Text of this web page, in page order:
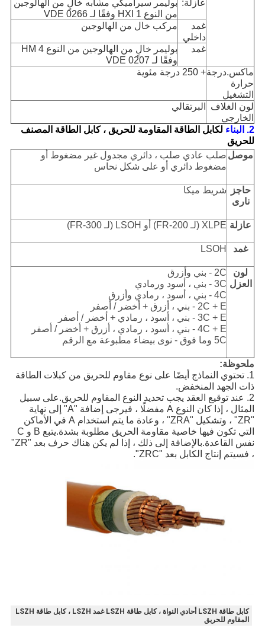
عازلة: بوليمر سيراميكي مشابه خالٍ من الهالوجين
من النوع HXI 1 وفقًا لـ VDE 0266
غمد
داخلي
مركب خال من الهالوجين
غمد
بوليمر خالٍ من الهالوجين من النوع HM 4
وفقًا لـ VDE 0207
ماكس.درجة
حرارة
التشغيل
+ 250 درجة مئوية
لون الغلاف
الخارجي
البرتقالي
2. البناء
لكابل الطاقة المقاومة للحريق ، كابل الطاقة المصنف
للحريق
موصل صلب عادي صلب ، دائري مجدول غير مضغوط أو
مضغوط دائري أو على شكل نحاس
حاجز
نارى
شريط ميكا
عازلة XLPE (لـ FR-200) أو LSOH (لـ FR-300)
غمد LSOH
لون
العزل
2C - بني وأزرق
3C - بني ، أسود ورمادي
4C - بني ، أسود ، رمادي وأزرق
2C + E - بني ، أزرق + أخضر / أصفر
3C + E - بني ، أسود ، رمادي + أخضر / أصفر
4C + E - بني ، أسود ، رمادي ، أزرق + أخضر / أصفر
5C وما فوق - نوى بيضاء مطبوعة مع الرقم
ملحوظة:
1. تحتوي النماذج أيضًا على نوع مقاوم للحريق من كبلات الطاقة
ذات الجهد المنخفض.
2. عند توقيع العقد يجب تحديد النوع المقاوم للحريق.على سبيل
المثال ، إذا كان النوع A مفضلًا ، فيرجى إضافة "A" إلى نهاية
"ZR" ، وتشكيل "ZRA" ، وعادة ما يتم استخدام A في الأماكن
التي تكون فيها خاصية مقاومة الحريق مطلوبة بشدة.يتبع B و C
نفس القاعدة.بالإضافة إلى ذلك ، إذا لم يكن هناك حرف بعد "ZR"
، فسيتم إنتاج الكابل بعد "ZRC".
كابل طاقة LSZH أحادي النواة ، كابل طاقة LSZH غمد LSZH ، كابل طاقة LSZH
المقاوم للحريق